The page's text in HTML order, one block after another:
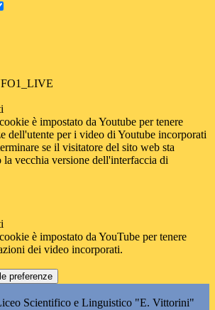
è impostato da Youtube per tenere
dell'utente per i video di Youtube incorporati
se il visitatore del sito web sta
vecchia versione dell'interfaccia di
è impostato da YouTube per tenere
dei video incorporati.
preferenze
Scientifico e Linguistico "E. Vittorini"